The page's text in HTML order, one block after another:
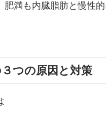
肥満も内臓脂肪と慢性
つの原因と対策